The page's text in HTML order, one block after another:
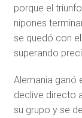
porque el
nipones
se quedó con
superando
Alemania ganó
declive directo
su grupo y se